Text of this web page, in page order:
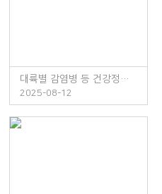
대륙별 감염병 등 건강정보 소책자 발간 안내
2025-08-12